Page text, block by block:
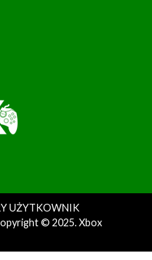
UŻYTKOWNIK
© 2025. Xbox